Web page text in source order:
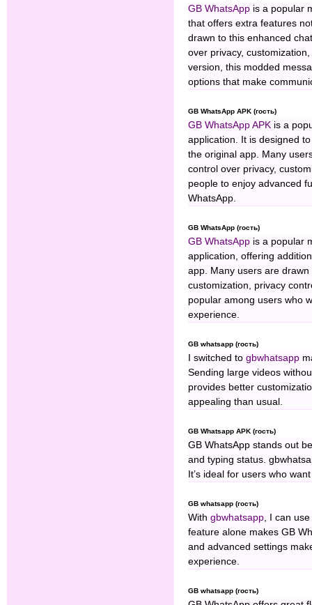
GB WhatsApp is a popular
that offers extra features
drawn to this enhanced
over privacy,
version, this modded
options that make
GB WhatsApp APK (гость)
GB WhatsApp APK is a
application. It is designed
the original app. Many
control over privacy,
people to enjoy advanced
WhatsApp.
GB WhatsApp (гость)
GB WhatsApp is a popular
application, offering
app. Many users are
customization, privacy
popular among users who
experience.
GB whatsapp (гость)
I switched to gbwhatsapp
Sending large videos
provides better
appealing than usual.
GB Whatsapp APK (гость)
GB WhatsApp stands out
and typing status.
It’s ideal for users who
GB whatsapp (гость)
With gbwhatsapp, I can
feature alone makes GB
and advanced settings
experience.
GB whatsapp (гость)